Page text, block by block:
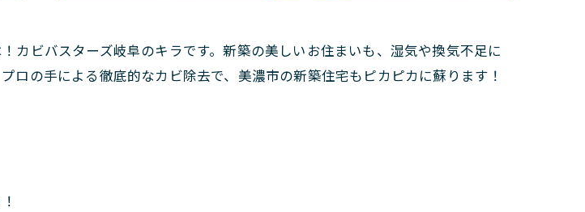
カビバスターズ岐阜のキラです。新築の美しいお住まいも、湿気や換気不足に
の手による徹底的なカビ除去で、美濃市の新築住宅もピカピカに蘇ります！